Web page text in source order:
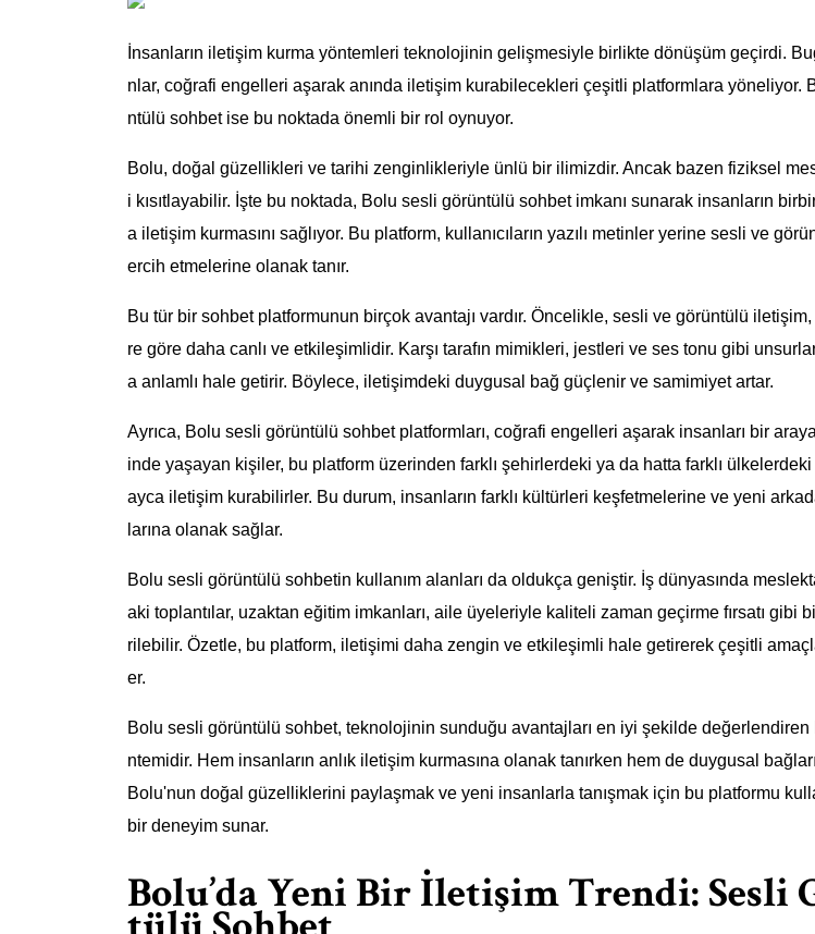
İnsanların iletişim kurma yöntemleri teknolojinin gelişmesiyle birlikte dönüşüm geçirdi.
nlar, coğrafi engelleri aşarak anında iletişim kurabilecekleri çeşitli platformlara yöneliyor.
ntülü sohbet ise bu noktada önemli bir rol oynuyor.
Bolu, doğal güzellikleri ve tarihi zenginlikleriyle ünlü bir ilimizdir. Ancak bazen fiziksel
i kısıtlayabilir. İşte bu noktada, Bolu sesli görüntülü sohbet imkanı sunarak insanların
a iletişim kurmasını sağlıyor. Bu platform, kullanıcıların yazılı metinler yerine sesli ve
ercih etmelerine olanak tanır.
Bu tür bir sohbet platformunun birçok avantajı vardır. Öncelikle, sesli ve görüntülü iletişim,
re göre daha canlı ve etkileşimlidir. Karşı tarafın mimikleri, jestleri ve ses tonu gibi
a anlamlı hale getirir. Böylece, iletişimdeki duygusal bağ güçlenir ve samimiyet artar.
Ayrıca, Bolu sesli görüntülü sohbet platformları, coğrafi engelleri aşarak insanları bir
inde yaşayan kişiler, bu platform üzerinden farklı şehirlerdeki ya da hatta farklı
ayca iletişim kurabilirler. Bu durum, insanların farklı kültürleri keşfetmelerine ve yeni
larına olanak sağlar.
Bolu sesli görüntülü sohbetin kullanım alanları da oldukça geniştir. İş dünyasında
aki toplantılar, uzaktan eğitim imkanları, aile üyeleriyle kaliteli zaman geçirme fırsatı gibi
rilebilir. Özetle, bu platform, iletişimi daha zengin ve etkileşimli hale getirerek çeşitli
er.
Bolu sesli görüntülü sohbet, teknolojinin sunduğu avantajları en iyi şekilde
ntemidir. Hem insanların anlık iletişim kurmasına olanak tanırken hem de duygusal
Bolu'nun doğal güzelliklerini paylaşmak ve yeni insanlarla tanışmak için bu platformu
bir deneyim sunar.
Bolu’da Yeni Bir İletişim Trendi: Sesli